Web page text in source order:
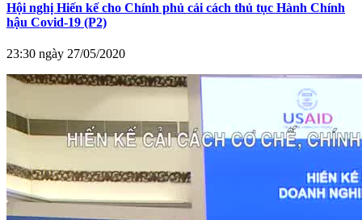
Hội nghị Hiến kế cho Chính phủ cải cách thủ tục Hành Chính
hậu Covid-19 (P2)
23:30 ngày 27/05/2020